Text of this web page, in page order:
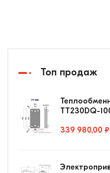
Топ продаж
ТТ230DQ-
339 980,00 ₽